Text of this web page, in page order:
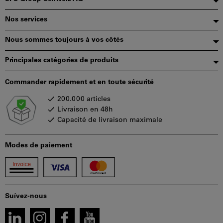
de
page
Nos services
Nous sommes toujours à vos côtés
Principales catégories de produits
Suívez-nous
Modes de paiement
Commander rapidement et en toute sécurité
200.000 articles
Livraison en 48h
Capacité de livraison maximale